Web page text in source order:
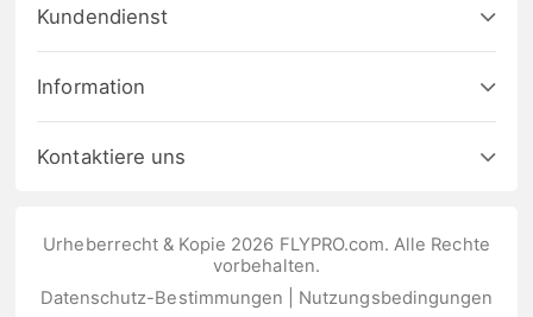
Kundendienst
Information
Kontaktiere uns
Urheberrecht & Kopie 2026 FLYPRO.com. Alle Rechte
vorbehalten.
Datenschutz-Bestimmungen
Nutzungsbedingungen